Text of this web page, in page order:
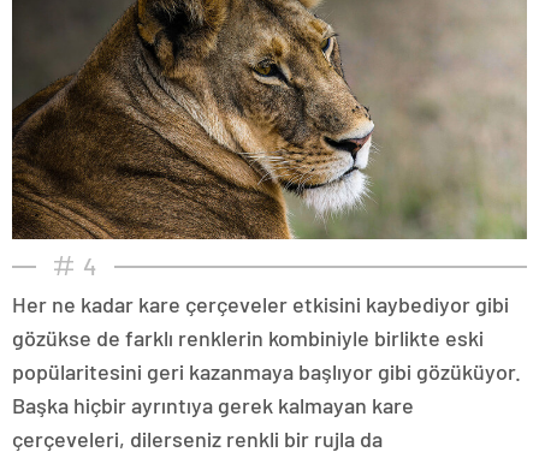
4
Her ne kadar kare çerçeveler etkisini kaybediyor gibi
gözükse de farklı renklerin kombiniyle birlikte eski
popülaritesini geri kazanmaya başlıyor gibi gözüküyor.
Başka hiçbir ayrıntıya gerek kalmayan kare
çerçeveleri, dilerseniz renkli bir rujla da